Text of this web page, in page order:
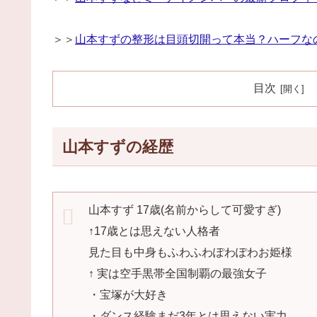
＞＞ 山本すずの整形は目頭切開って本当？ハーフな
目次
山本すずの経歴
山本すず 17歳(名前からして可愛すぎ)
↑17歳とは思えない人格者
見た目も中身もふわふわぽわぽわお姫様
↑ 実は空手黒帯全国制覇の最強女子
・宝塚が大好き